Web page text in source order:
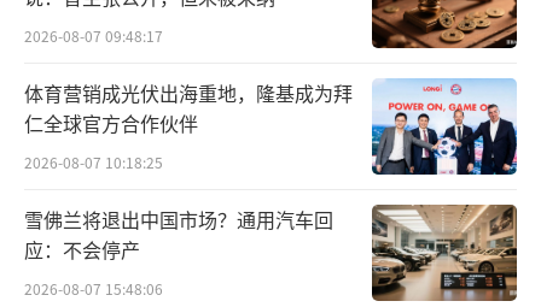
元。这意味着医院还从DRG执行中得到了额外
这边了。
DRG/DIP支付改革，是把复杂的临床诊疗
过程尽可能地标准化、直观化，每个病种都设
定支付的标准。这与此前诊断、检查、治疗按
项收费不同，被视为打击“过度医疗”的利
2026-08-07 09:48:17
体育营销成光伏出海重地，隆基成为拜
仁全球官方合作伙伴
2026-08-07 10:18:25
雪佛兰将退出中国市场？通用汽车回
应：不会停产
2026-08-07 15:48:06